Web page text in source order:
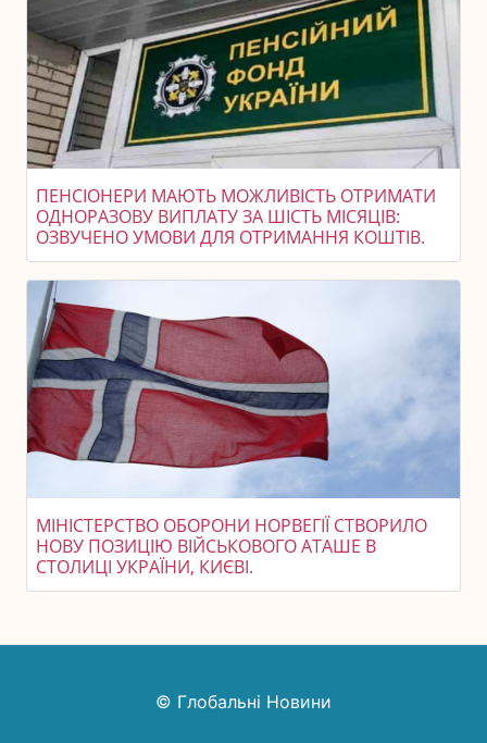
ПЕНСІОНЕРИ МАЮТЬ МОЖЛИВІСТЬ ОТРИМАТИ
ОДНОРАЗОВУ ВИПЛАТУ ЗА ШІСТЬ МІСЯЦІВ:
ОЗВУЧЕНО УМОВИ ДЛЯ ОТРИМАННЯ КОШТІВ.
МІНІСТЕРСТВО ОБОРОНИ НОРВЕГІЇ СТВОРИЛО
НОВУ ПОЗИЦІЮ ВІЙСЬКОВОГО АТАШЕ В
СТОЛИЦІ УКРАЇНИ, КИЄВІ.
© Глобальні Новини